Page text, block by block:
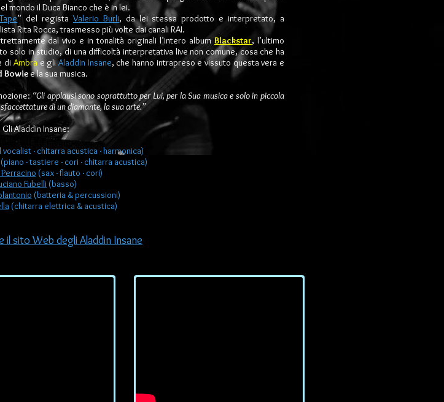
mondo il Duca Bianco che è in lei.
” del registaValerio Burli, da lei stessa prodotto e interpretato, a
Rita Rocca, trasmesso più volte dai canali RAI.
dal vivo e in tonalità originali l’intero albumBlackstar, l’ultimo
solo in studio, di una difficoltà interpretativa live non comune, cosa che ha
di Ambra e gliAladdin Insane, che hanno intrapreso e vissuto questa vera e
Bowie e la sua musica.
“Gli applausi sono soprattutto per Lui, per la Sua musica e solo in piccola
di un diamante, la sua arte.”
Gli Aladdin Insane:
vocalist · chitarra acustica · harmonica)
(piano · tastiere · cori · chitarra acustica)
(sax · flauto · cori)
Fubelli (basso)
(batteria & percussioni)
(chitarra elettrica & acustica)
il sito Web degli Aladdin Insane